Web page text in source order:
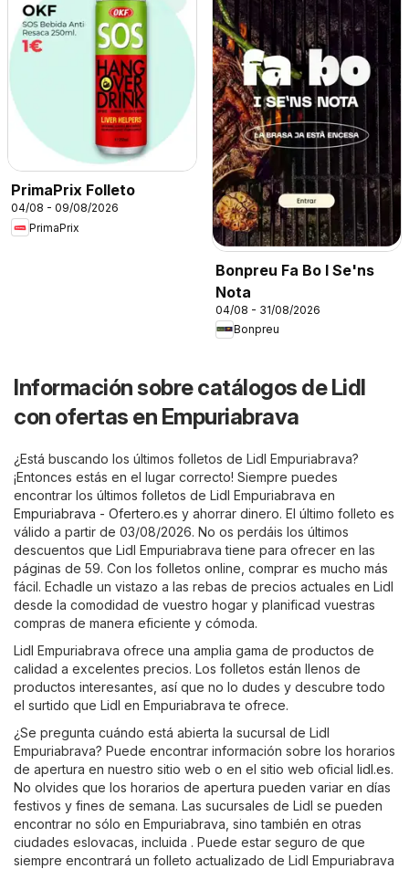
PrimaPrix Folleto
04/08 - 09/08/2026
PrimaPrix
Bonpreu Fa Bo I Se'ns
Nota
04/08 - 31/08/2026
Bonpreu
Información sobre catálogos de Lidl
con ofertas en Empuriabrava
¿Está buscando los últimos folletos de Lidl Empuriabrava?
¡Entonces estás en el lugar correcto! Siempre puedes
encontrar los últimos folletos de Lidl Empuriabrava en
Empuriabrava - Ofertero.es y ahorrar dinero. El último folleto es
válido a partir de 03/08/2026. No os perdáis los últimos
descuentos que Lidl Empuriabrava tiene para ofrecer en las
páginas de 59. Con los folletos online, comprar es mucho más
fácil. Echadle un vistazo a las rebas de precios actuales en Lidl
desde la comodidad de vuestro hogar y planificad vuestras
compras de manera eficiente y cómoda.
Lidl Empuriabrava ofrece una amplia gama de productos de
calidad a excelentes precios. Los folletos están llenos de
productos interesantes, así que no lo dudes y descubre todo
el surtido que Lidl en Empuriabrava te ofrece.
¿Se pregunta cuándo está abierta la sucursal de Lidl
Empuriabrava? Puede encontrar información sobre los horarios
de apertura en nuestro sitio web o en el sitio web oficial lidl.es.
No olvides que los horarios de apertura pueden variar en días
festivos y fines de semana. Las sucursales de Lidl se pueden
encontrar no sólo en Empuriabrava, sino también en otras
ciudades eslovacas, incluida . Puede estar seguro de que
siempre encontrará un folleto actualizado de Lidl Empuriabrava